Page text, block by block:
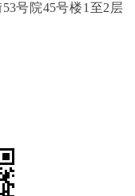
院45号楼1至2层